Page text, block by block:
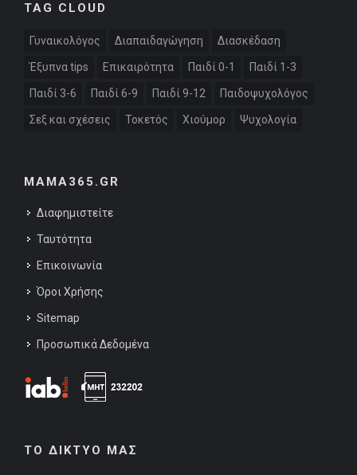
TAG CLOUD
Γυναικολόγος Διαπαιδαγώγηση Διασκέδαση
Έξυπνα tips Επικαιρότητα Παιδί 0-1 Παιδί 1-3
Παιδί 3-6 Παιδί 6-9 Παιδί 9-12 Παιδοψυχολόγος
Σεξ και σχέσεις Τοκετός Χιούμορ Ψυχολογία
MAMA365.GR
Διαφημιστείτε
Ταυτότητα
Επικοινωνία
Όροι Χρήσης
Sitemap
Προσωπικά Δεδομένα
ΤΟ ΔΙΚΤΥΟ ΜΑΣ